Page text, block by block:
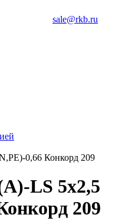
sale@rkb.ru
0,66 Конкорд 209
LS 5х2,5
209